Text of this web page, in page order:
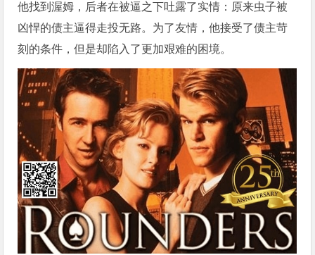
他找到渥姆，后者在被逼之下吐露了实情：原来虫子被
凶悍的债主逼得走投无路。为了友情，他接受了债主苛
刻的条件，但是却陷入了更加艰难的困境。